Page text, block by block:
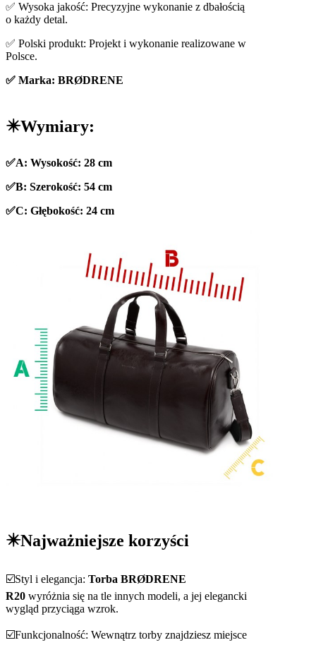
✅ Wysoka jakość: Precyzyjne wykonanie z dbałością
o każdy detal.
✅ Polski produkt: Projekt i wykonanie realizowane w
Polsce.
✅ Marka: BRØDRENE
✴️Wymiary:
✅A: Wysokość: 28 cm
✅B: Szerokość: 54 cm
✅C: Głębokość: 24 cm
✴️Najważniejsze korzyści
☑️Styl i elegancja: Torba BRØDRENE
R20 wyróżnia się na tle innych modeli, a jej elegancki
wygląd przyciąga wzrok.
☑️Funkcjonalność: Wewnątrz torby znajdziesz miejsce